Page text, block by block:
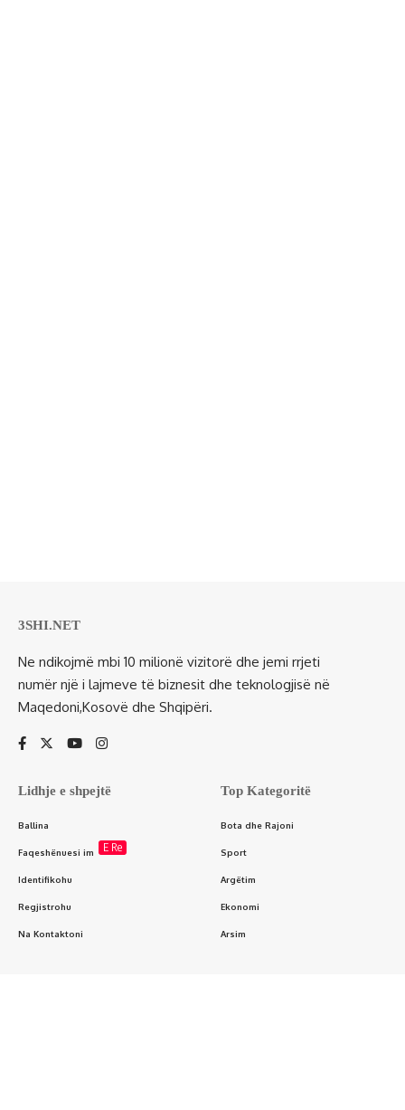
3SHI.NET
Ne ndikojmë mbi 10 milionë vizitorë dhe jemi rrjeti
numër një i lajmeve të biznesit dhe teknologjisë në
Maqedoni,Kosovë dhe Shqipëri.
Lidhje e shpejtë
Ballina
Faqeshënuesi im E Re
Identifikohu
Regjistrohu
Na Kontaktoni
Top Kategoritë
Bota dhe Rajoni
Sport
Argëtim
Ekonomi
Arsim